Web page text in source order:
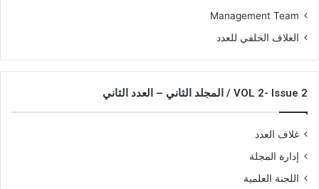
Management Team
الغلاف الخلفي للعدد
VOL 2- Issue 2 / المجلد الثاني – العدد الثاني
غلاف العدد
إدارة المجلة
اللجنة العلمية